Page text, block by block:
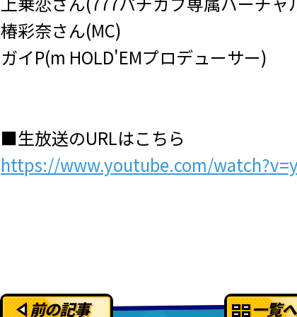
椿彩奈さん(MC)
ガイP(m HOLD'EMプロデューサー)
■生放送のURLはこちら
https://www.youtube.com/
前の記事 一覧